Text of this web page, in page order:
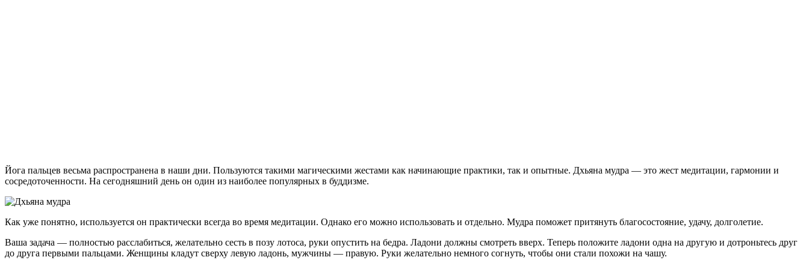
Йога пальцев весьма распространена в наши дни. Пользуются такими магическими жестами как начинающие практики, так и опытные. Дхьяна мудра — это жест медитации, гармонии и
сосредоточенности. На сегодняшний день он один из наиболее популярных в буддизме.
Как уже понятно, используется он практически всегда во время медитации. Однако его можно использовать и отдельно. Мудра поможет притянуть благосостояние, удачу, долголетие.
Ваша задача — полностью расслабиться, желательно сесть в позу лотоса, руки опустить на бедра. Ладони должны смотреть вверх. Теперь положите ладони одна на другую и дотроньтесь друг
до друга первыми пальцами. Женщины кладут сверху левую ладонь, мужчины — правую. Руки желательно немного согнуть, чтобы они стали похожи на чашу.